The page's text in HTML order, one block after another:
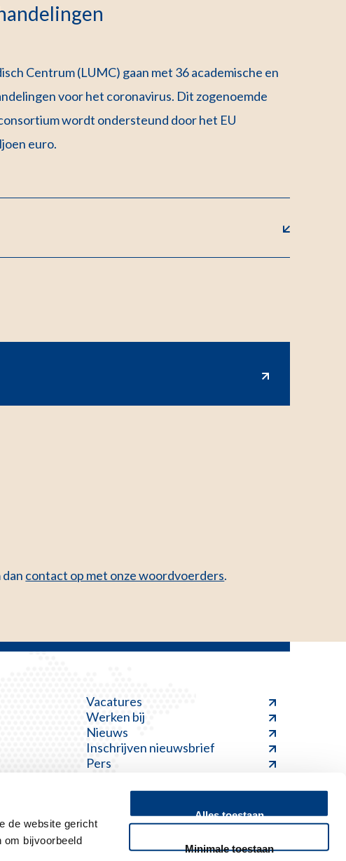
de website gericht
om bijvoorbeeld
Alles toestaan
Minimale toestaan
Centrum (LUMC) gaan met 36 academische en
voor het coronavirus. Dit zogenoemde
wordt ondersteund door het EU
euro.
contact op met onze woordvoerders.
Vacatures
Werken bij
Nieuws
Inschrijven nieuwsbrief
Pers
Feedback